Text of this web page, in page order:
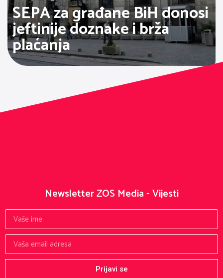
SEPA za građane BiH donosi
jeftinije doznake i brža
plaćanja
Newsletter ZOS Media - Vijesti
Prijavi se